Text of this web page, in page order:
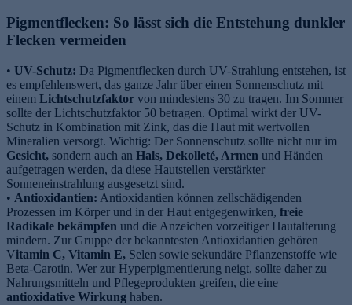
Pigmentflecken: So lässt sich die Entstehung dunkler
Flecken vermeiden
• UV-Schutz: Da Pigmentflecken durch UV-Strahlung entstehen, ist
es empfehlenswert, das ganze Jahr über einen Sonnenschutz mit
einem Lichtschutzfaktor von mindestens 30 zu tragen. Im Sommer
sollte der Lichtschutzfaktor 50 betragen. Optimal wirkt der UV-
Schutz in Kombination mit Zink, das die Haut mit wertvollen
Mineralien versorgt. Wichtig: Der Sonnenschutz sollte nicht nur im
Gesicht, sondern auch an Hals, Dekolleté, Armen und Händen
aufgetragen werden, da diese Hautstellen verstärkter
Sonneneinstrahlung ausgesetzt sind.
• Antioxidantien: Antioxidantien können zellschädigenden
Prozessen im Körper und in der Haut entgegenwirken, freie
Radikale bekämpfen und die Anzeichen vorzeitiger Hautalterung
mindern. Zur Gruppe der bekanntesten Antioxidantien gehören
Vitamin C, Vitamin E, Selen sowie sekundäre Pflanzenstoffe wie
Beta-Carotin. Wer zur Hyperpigmentierung neigt, sollte daher zu
Nahrungsmitteln und Pflegeprodukten greifen, die eine
antioxidative Wirkung haben.